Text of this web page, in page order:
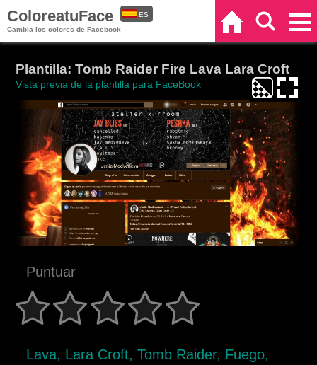
ColoreatuFace
Cambia los colores de Facebook
ES
Plantilla: Tomb Raider Fire Lava Lara Croft
Vista previa de la plantilla para FaceBook
Puntuar
Lava, Lara Croft, Tomb Raider, Fuego,